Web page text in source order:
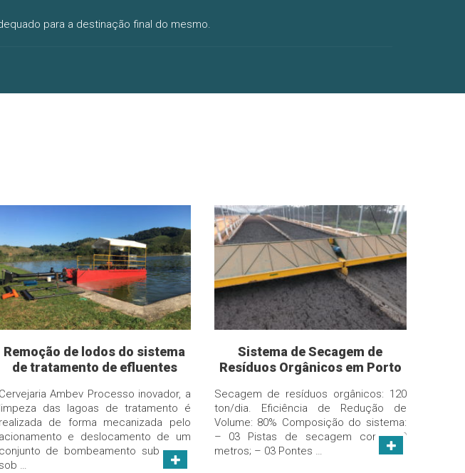
para a destinação final do mesmo.
Remoção de lodos do sistema
de tratamento de efluentes
Macacú/RJ
Cervejaria Ambev Processo inovador, a
limpeza das lagoas de tratamento é
realizada de forma mecanizada pelo
acionamento e deslocamento de um
conjunto de bombeamento submerso
sob …
Sistema de Secagem de
Resíduos Orgânicos em Porto
Secagem de resíduos orgânicos: 120
ton/dia. Eficiência de Redução de
Volume: 80% Composição do sistema:
– 03 Pistas de secagem com 250
metros; – 03 Pontes …